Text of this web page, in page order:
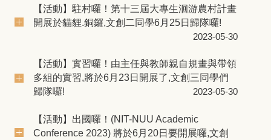
【活動】駐村囉！第十三屆大專生洄游農村計畫
開展於貓貍.銅鑼,文創二同學6月25日歸隊囉!
2023-05-30
【活動】實習囉！由主任與教師親自規畫與帶領
多組的實習,將於6月23日開展了,文創三同學們
歸隊囉!
2023-05-30
【活動】出國囉！(NIT-NUU Academic
Conference 2023) 將於6月20日要開展囉,文創